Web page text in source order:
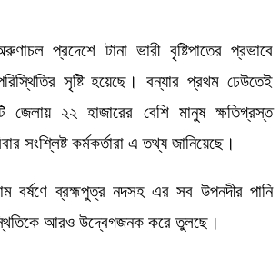
প্রদেশে টানা ভারী বৃষ্টিপাতের প্রভাবে
সৃষ্টি হয়েছে। বন্যার প্রথম ঢেউতেই
জেলায় ২২ হাজারের বেশি মানুষ ক্ষতিগ্রস্ত
সংশ্লিষ্ট কর্মকর্তারা এ তথ্য জানিয়েছে।
বর্ষণে ব্রহ্মপুত্র নদসহ এর সব উপনদীর পানি
আরও উদ্বেগজনক করে তুলছে।